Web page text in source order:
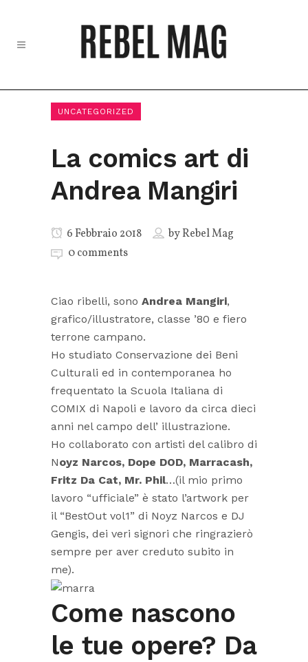
UNCATEGORIZED
La comics art di
Andrea Mangiri
6 Febbraio 2018 byRebel Mag
0 comments
Ciao ribelli, sono Andrea Mangiri,
grafico/illustratore, classe ’80 e fiero
terrone campano.
Ho studiato Conservazione dei Beni
Culturali ed in contemporanea ho
frequentato la Scuola Italiana di
COMIX di Napoli e lavoro da circa dieci
anni nel campo dell’ illustrazione.
Ho collaborato con artisti del calibro di
Noyz Narcos, Dope DOD, Marracash,
Fritz Da Cat, Mr. Phil…(il mio primo
lavoro “ufficiale” è stato l’artwork per
il “BestOut vol1” di Noyz Narcos e DJ
Gengis, dei veri signori che ringrazierò
sempre per aver creduto subito in
me).
Come nascono
le tue opere? Da